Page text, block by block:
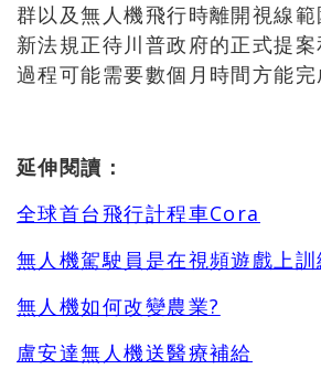
群以及無人機飛行時離開視線
新法規正待川普政府的正式提
過程可能需要數個月時間方能完
延伸閱讀：
全球首台飛行計程車Cora
無人機駕駛員是在視頻遊戲上訓
無人機如何改變農業?
盧安達無人機送醫療補給